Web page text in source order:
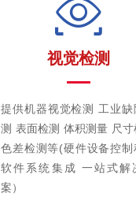
视觉检测
提供机器视觉检测 工业缺
测 表面检测 体积测量 尺寸
色差检测等(硬件设备控制
软件系统集成 一站式解
案）